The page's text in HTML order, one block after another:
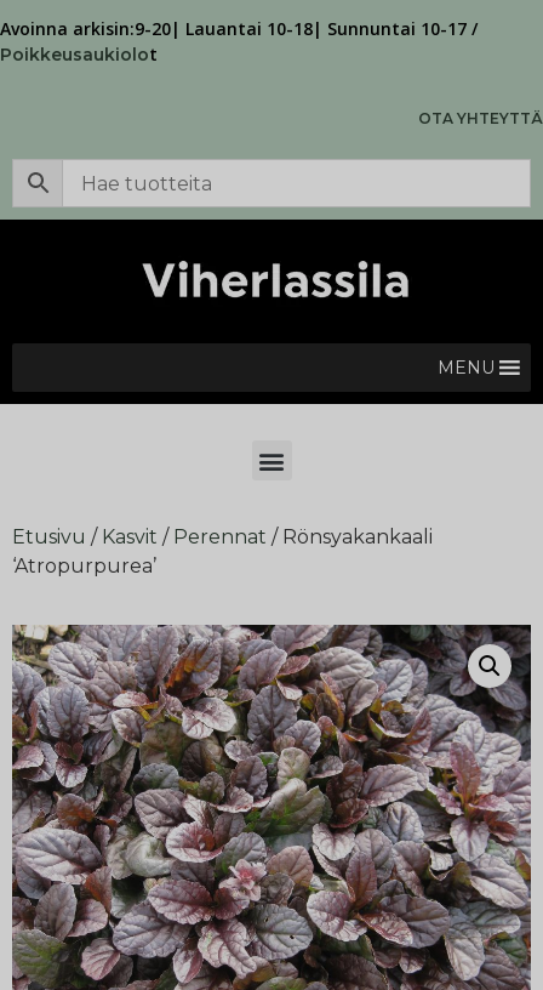
Avoinna arkisin:9-20| Lauantai 10-18| Sunnuntai 10-17 /
Poikkeusaukiolot
OTA YHTEYTTÄ
MENU
Etusivu / Kasvit / Perennat / Rönsyakankaali
‘Atropurpurea’